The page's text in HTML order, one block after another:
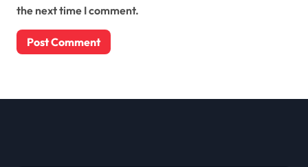
the next time I comment.